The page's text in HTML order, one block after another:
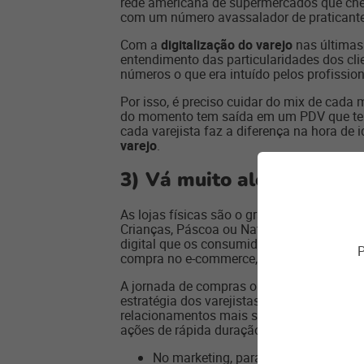
com um número avassalador de
Com a digitalização do varejo nas
entendimento das particularidades dos
números o que era intuído pelos
Por isso, é preciso cuidar do mix de cada
do momento tem saída em um PDV que
cada varejista faz a diferença na hora de
varejo.
3) Vá muito além da loja
As lojas físicas são o grande “local de
Crianças, Páscoa ou Natal por algumas
digital que os consumidores se
compra no e-commerce, aplicativo ou
A jornada de compras omnichannel
estratégia dos varejistas. O digital amplia
relacionamentos mais sólidos e
ações de rápida duração), o
No marketing, para comunicar